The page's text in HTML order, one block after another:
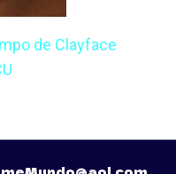
de Clayface